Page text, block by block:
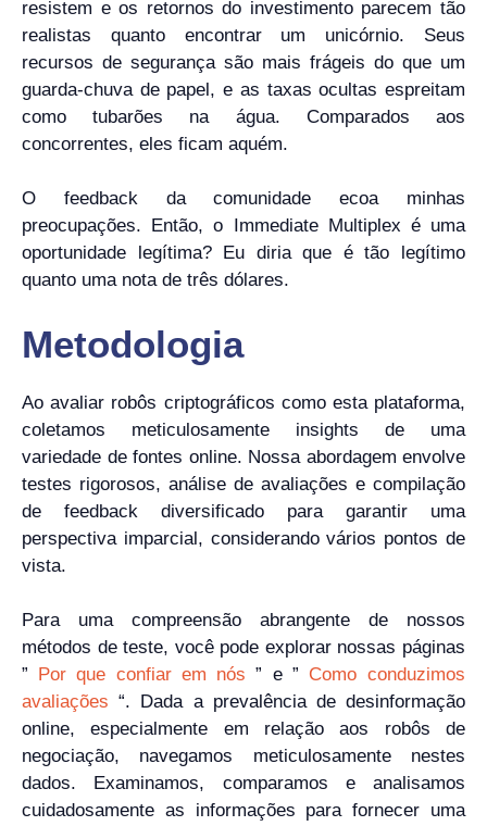
resistem e os retornos do investimento parecem tão
realistas quanto encontrar um unicórnio. Seus
recursos de segurança são mais frágeis do que um
guarda-chuva de papel, e as taxas ocultas espreitam
como tubarões na água. Comparados aos
concorrentes, eles ficam aquém.
O feedback da comunidade ecoa minhas
preocupações. Então, o Immediate Multiplex é uma
oportunidade legítima? Eu diria que é tão legítimo
quanto uma nota de três dólares.
Metodologia
Ao avaliar robôs criptográficos como esta plataforma,
coletamos meticulosamente insights de uma
variedade de fontes online. Nossa abordagem envolve
testes rigorosos, análise de avaliações e compilação
de feedback diversificado para garantir uma
perspectiva imparcial, considerando vários pontos de
vista.
Para uma compreensão abrangente de nossos
métodos de teste, você pode explorar nossas páginas
” Por que confiar em nós ” e ” Como conduzimos
avaliações “. Dada a prevalência de desinformação
online, especialmente em relação aos robôs de
negociação, navegamos meticulosamente nestes
dados. Examinamos, comparamos e analisamos
cuidadosamente as informações para fornecer uma